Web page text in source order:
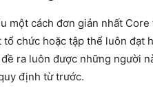
một cách đơn giản nhất
chức hoặc tập thể luôn đạt
ra luôn được những người
định từ trước.